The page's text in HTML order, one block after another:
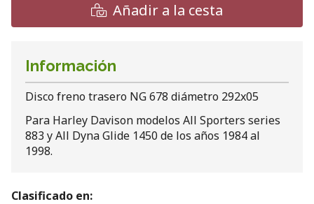
Añadir a la cesta
Información
Disco freno trasero NG 678 diámetro 292x05
Para Harley Davison modelos All Sporters series
883 y All Dyna Glide 1450 de los años 1984 al
1998.
Clasificado en: